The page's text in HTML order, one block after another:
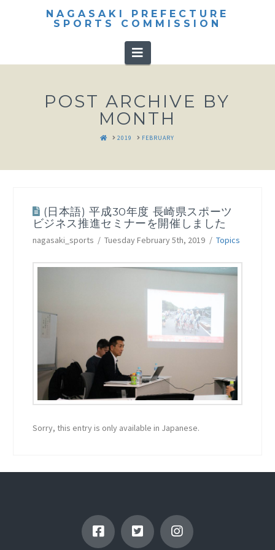
NAGASAKI PREFECTURE
SPORTS COMMISSION
Navigation
POST ARCHIVE BY
MONTH
HOME
2019 FEBRUARY
(日本語) 平成30年度 長崎県スポーツ
ビジネス推進セミナーを開催しました
nagasaki_sports Tuesday February 5th, 2019 Topics
Sorry, this entry is only available in Japanese.